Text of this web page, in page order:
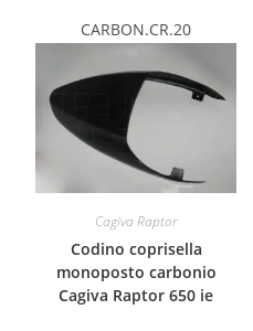
CARBON.CR.20
Cagiva Raptor
Codino coprisella
monoposto carbonio
Cagiva Raptor 650 ie